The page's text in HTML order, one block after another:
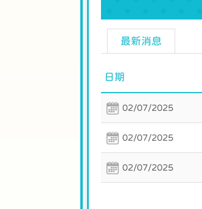
最新消息
日期
02/07/2025
02/07/2025
02/07/2025